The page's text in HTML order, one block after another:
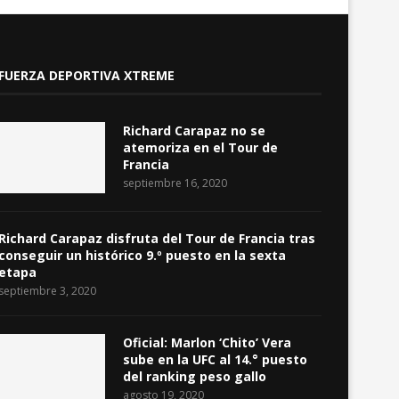
FUERZA DEPORTIVA XTREME
Richard Carapaz no se
atemoriza en el Tour de
Francia
septiembre 16, 2020
Richard Carapaz disfruta del Tour de Francia tras
conseguir un histórico 9.º puesto en la sexta
etapa
septiembre 3, 2020
Oficial: Marlon ‘Chito’ Vera
sube en la UFC al 14.° puesto
del ranking peso gallo
agosto 19, 2020